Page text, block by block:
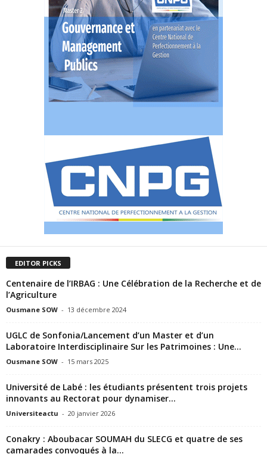
EDITOR PICKS
Centenaire de l’IRBAG : Une Célébration de la Recherche et de
l’Agriculture
Ousmane SOW - 13 décembre 2024
UGLC de Sonfonia/Lancement d’un Master et d’un
Laboratoire Interdisciplinaire Sur les Patrimoines : Une...
Ousmane SOW - 15 mars 2025
Université de Labé : les étudiants présentent trois projets
innovants au Rectorat pour dynamiser...
Universiteactu - 20 janvier 2026
Conakry : Aboubacar SOUMAH du SLECG et quatre de ses
camarades convoqués à la...